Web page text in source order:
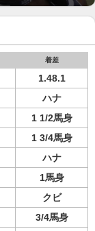
着差
1.48.1
ハナ
1 1/2馬身
1 3/4馬身
ハナ
1馬身
クビ
3/4馬身